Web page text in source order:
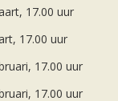
17.00 uur
17.00 uur
17.00 uur
17.00 uur